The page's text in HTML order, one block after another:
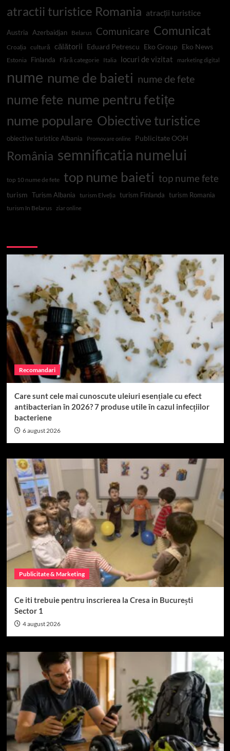
atractii turistice Romania atracții turistice
Austria Azerbaidjan Belarus Comunicare Comunicat
Croația cultură călătorii Eduard Petrescu Eko Group Eko News
Estonia Finlanda Fără categorie Italia locuri de vizitat marketing digital
nume nume de baieti nume de fete
nume fete nume pentru fetițe
nume populare Obiective turistice
obiective turistice Albania Promovare online Publicitate OOH
România semnificatia numelui
top 10 nume de fete top nume baieti top nume fete
turism Turism Albania turism Elveția turism Finlanda turism Romania
turism în Belarus ziar online
Recomandari
Care sunt cele mai cunoscute uleiuri esențiale cu efect
antibacterian în 2026? 7 produse utile în cazul infecțiilor
bacteriene
6 august 2026
Publicitate & Marketing
Ce iti trebuie pentru inscrierea la Cresa in București
Sector 1
4 august 2026